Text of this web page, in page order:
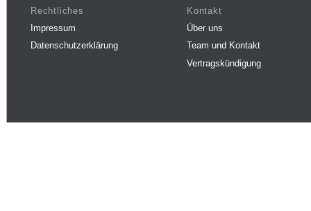
Rechtliches
Impressum
Datenschutzerklärung
Kontakt
Über uns
Team und Kontakt
Vertragskündigung